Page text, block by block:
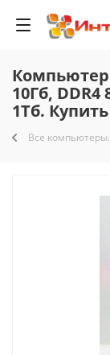
Компьютер
10Гб, DDR4
1Тб.
Все